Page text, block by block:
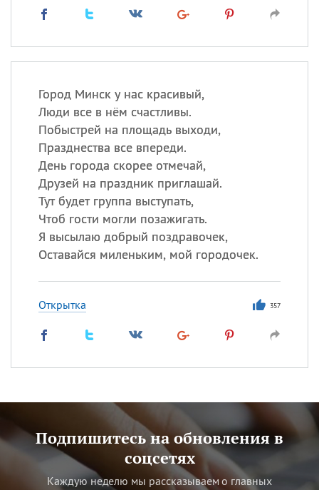
Город Минск у нас красивый,
Люди все в нём счастливы.
Побыстрей на площадь выходи,
Празднества все впереди.
День города скорее отмечай,
Друзей на праздник приглашай.
Тут будет группа выступать,
Чтоб гости могли позажигать.
Я высылаю добрый поздравочек,
Оставайся миленьким, мой городочек.
Открытка 357
Подпишитесь на обновления в
соцсетях
Каждую неделю мы рассказываем о главных